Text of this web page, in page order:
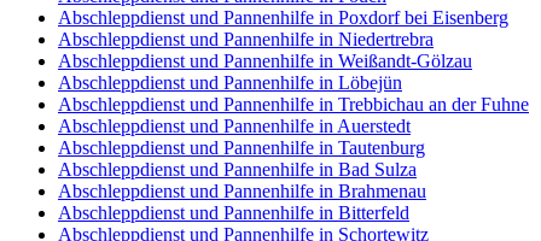
Abschleppdienst und Pannenhilfe in Poxdorf bei Eisenberg
Abschleppdienst und Pannenhilfe in Niedertrebra
Abschleppdienst und Pannenhilfe in Weißandt-Gölzau
Abschleppdienst und Pannenhilfe in Löbejün
Abschleppdienst und Pannenhilfe in Trebbichau an der Fuhne
Abschleppdienst und Pannenhilfe in Auerstedt
Abschleppdienst und Pannenhilfe in Tautenburg
Abschleppdienst und Pannenhilfe in Bad Sulza
Abschleppdienst und Pannenhilfe in Brahmenau
Abschleppdienst und Pannenhilfe in Bitterfeld
Abschleppdienst und Pannenhilfe in Schortewitz